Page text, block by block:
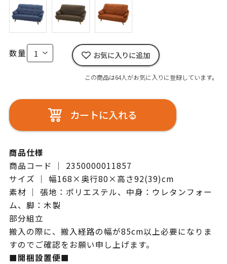
数量 お気に入りに追加
この商品は64人がお気に入りに登録しています。
カートに入れる
商品仕様
商品コード ｜ 2350000011857
サイズ ｜ 幅168×奥行80×高さ92(39)cm
素材 ｜ 張地：ポリエステル、中身：ウレタンフォー
ム、脚：木製
部分組立
搬入の際に、搬入経路の幅が85cm以上必要になりま
すのでご確認をお願い申し上げます。
■開梱設置便■